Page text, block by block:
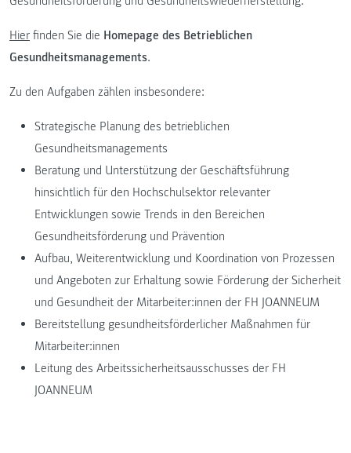
Hier finden Sie die Homepage des Betrieblichen
Gesundheitsmanagements.
Zu den Aufgaben zählen insbesondere:
Strategische Planung des betrieblichen
Gesundheitsmanagements
Beratung und Unterstützung der Geschäftsführung
hinsichtlich für den Hochschulsektor relevanter
Entwicklungen sowie Trends in den Bereichen
Gesundheitsförderung und Prävention
Aufbau, Weiterentwicklung und Koordination von Prozessen
und Angeboten zur Erhaltung sowie Förderung der Sicherheit
und Gesundheit der Mitarbeiter:innen der FH JOANNEUM
Bereitstellung gesundheitsförderlicher Maßnahmen für
Mitarbeiter:innen
Leitung des Arbeitssicherheitsausschusses der FH
JOANNEUM